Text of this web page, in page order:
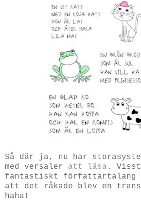
Så där ja, nu har
med versaler att läsa .
fantastiskt författartalang
att det råkade blev en
haha!